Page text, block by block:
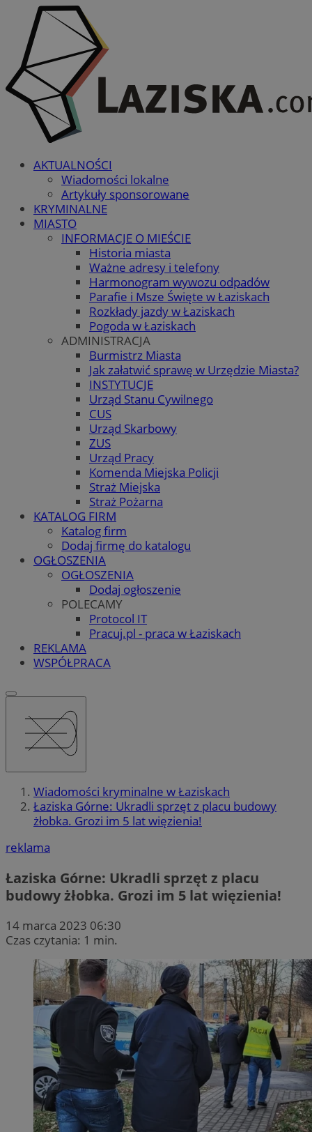
AKTUALNOŚCI
Wiadomości lokalne
Artykuły sponsorowane
KRYMINALNE
MIASTO
INFORMACJE O MIEŚCIE
Historia miasta
Ważne adresy i telefony
Harmonogram wywozu odpadów
Parafie i Msze Święte w Łaziskach
Rozkłady jazdy w Łaziskach
Pogoda w Łaziskach
ADMINISTRACJA
Burmistrz Miasta
Jak załatwić sprawę w Urzędzie Miasta?
INSTYTUCJE
Urząd Stanu Cywilnego
CUS
Urząd Skarbowy
ZUS
Urząd Pracy
Komenda Miejska Policji
Straż Miejska
Straż Pożarna
KATALOG FIRM
Katalog firm
Dodaj firmę do katalogu
OGŁOSZENIA
OGŁOSZENIA
Dodaj ogłoszenie
POLECAMY
Protocol IT
Pracuj.pl - praca w Łaziskach
REKLAMA
WSPÓŁPRACA
Wiadomości kryminalne w Łaziskach
Łaziska Górne: Ukradli sprzęt z placu budowy
żłobka. Grozi im 5 lat więzienia!
reklama
Łaziska Górne: Ukradli sprzęt z placu
budowy żłobka. Grozi im 5 lat więzienia!
14 marca 2023 06:30
Czas czytania: 1 min.